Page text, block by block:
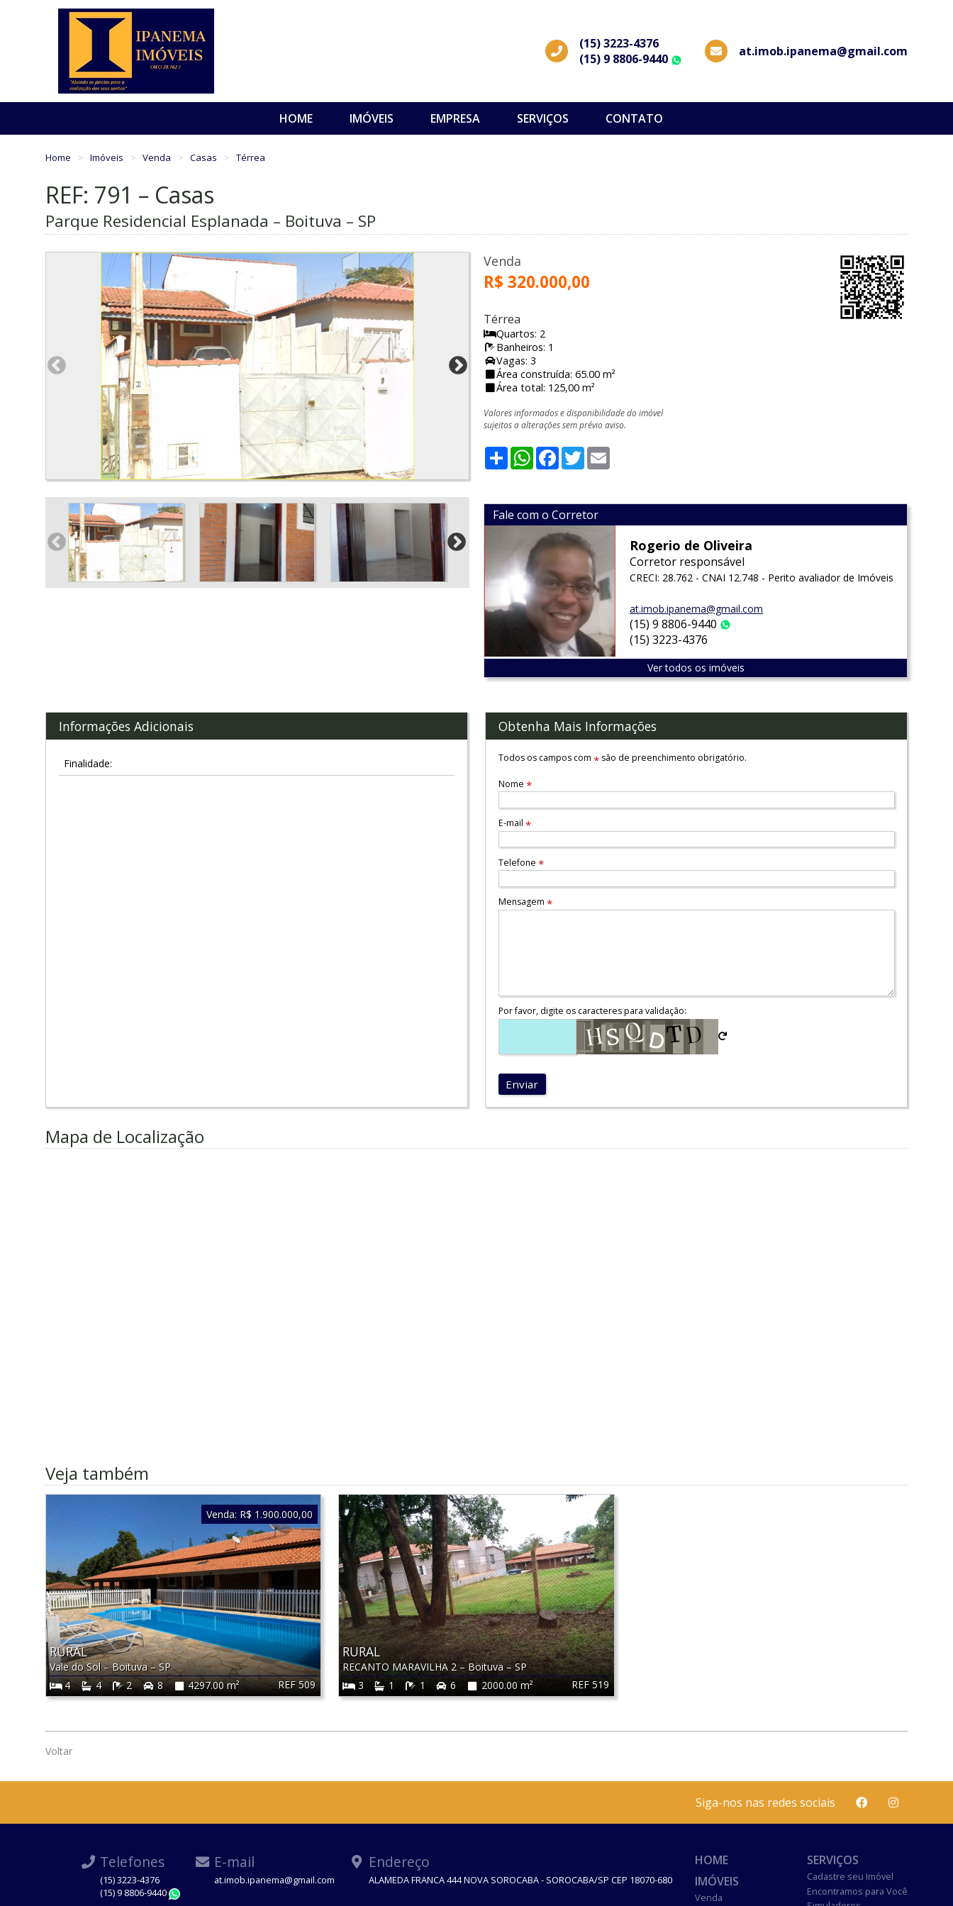
(15) 3223-4376
(15) 9 8806-9440
WhatsApp
at.imob.ipanema@gmail.com
HOME IMÓVEIS EMPRESA SERVIÇOS CONTATO
Home Imóveis Venda Casas Térrea
REF: 791 – Casas
Parque Residencial Esplanada – Boituva – SP
Venda
R$ 320.000,00
Térrea
Quartos: 2
Banheiros: 1
Vagas: 3
Área construída: 65.00 m²
Área total: 125,00 m²
Valores informados e disponibilidade do imóvel
sujeitos a alterações sem prévio aviso.
ShareWhatsApp
Facebook
Twitter
Fale com o Corretor
Rogerio de Oliveira
Corretor responsável
CRECI: 28.762 - CNAI 12.748 - Perito avaliador de Imóveis
at.imob.ipanema@gmail.com
(15) 9 8806-9440
(15) 3223-4376
Ver todos os imóveis
Informações Adicionais
Finalidade:
Obtenha Mais Informações
Todos os campos com *são de preenchimento obrigatório.
Nome *
E-mail *
Telefone *
Mensagem *
Por favor, digite os caracteres para validação:
Enviar
Mapa de Localização
Veja também
REF 509
RURAL
Vale do Sol–Boituva–SP
4
4 2 8 4297.00 m²
Venda: R$ 1.900.000,00
REF 519
RURAL
RECANTO MARAVILHA 2–Boituva–SP
3
1 1 6 2000.00 m²
Voltar
Siga-nos nas redes sociais
Telefones
(15) 3223-4376
(15) 9 8806-9440
E-mail
at.imob.ipanema@gmail.com
Endereço
ALAMEDA FRANCA 444 NOVA SOROCABA - SOROCABA/SP CEP 18070-680
HOME
IMÓVEIS
Venda
SERVIÇOS
Cadastre seu Imóvel
Encontramos para Você